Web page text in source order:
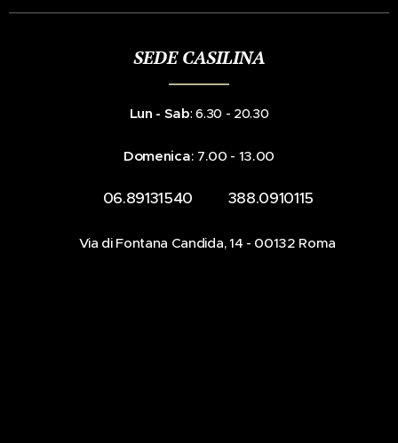
SEDE CASILINA
Lun - Sab: 6.30 - 20.30
Domenica: 7.00 - 13.00
☎️ 06.89131540 📞 388.0910115
📍Via di Fontana Candida, 14 - 00132 Roma